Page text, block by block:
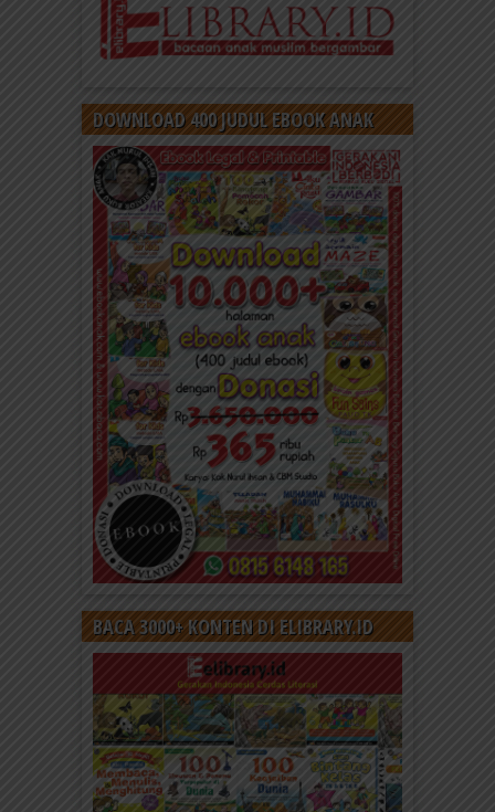
DOWNLOAD 400 JUDUL EBOOK ANAK
BACA 3000+ KONTEN DI ELIBRARY.ID